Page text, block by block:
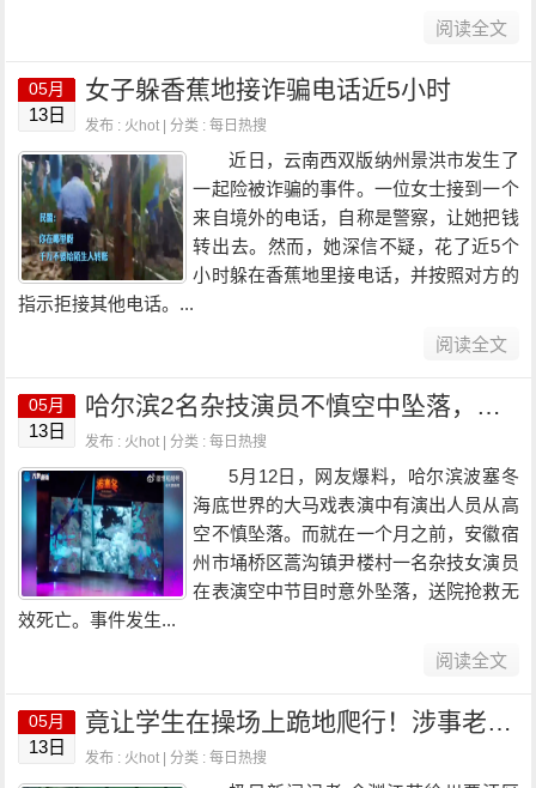
阅读全文
05月
13日
女子躲香蕉地接诈骗电话近5小时
发布 : 火hot | 分类 :每日热搜
近日，云南西双版纳州景洪市发生了
一起险被诈骗的事件。一位女士接到一个
来自境外的电话，自称是警察，让她把钱
转出去。然而，她深信不疑，花了近5个
小时躲在香蕉地里接电话，并按照对方的
指示拒接其他电话。...
阅读全文
05月
13日
哈尔滨2名杂技演员不慎空中坠落，目击者：两人倒地后没再动，涉事游乐场：没啥太大问题
发布 : 火hot | 分类 :每日热搜
5月12日，网友爆料，哈尔滨波塞冬
海底世界的大马戏表演中有演出人员从高
空不慎坠落。而就在一个月之前，安徽宿
州市埇桥区蒿沟镇尹楼村一名杂技女演员
在表演空中节目时意外坠落，送院抢救无
效死亡。事件发生...
阅读全文
05月
13日
竟让学生在操场上跪地爬行！涉事老师停职接受调查
发布 : 火hot | 分类 :每日热搜